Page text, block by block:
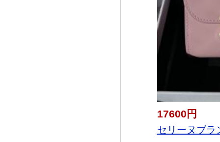
17600円
セリーヌブラ